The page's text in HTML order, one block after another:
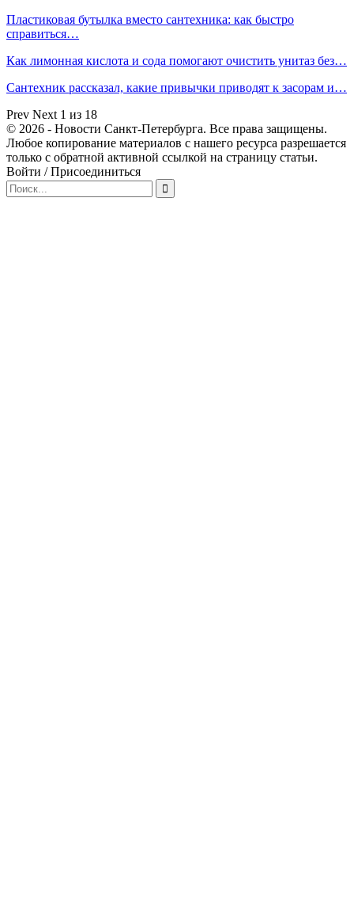
Пластиковая бутылка вместо сантехника: как быстро
справиться…
Как лимонная кислота и сода помогают очистить унитаз без…
Сантехник рассказал, какие привычки приводят к засорам и…
Prev Next 1 из 18
© 2026 - Новости Санкт-Петербурга. Все права защищены.
Любое копирование материалов с нашего ресурса разрешается
только с обратной активной ссылкой на страницу статьи.
Войти / Присоединиться